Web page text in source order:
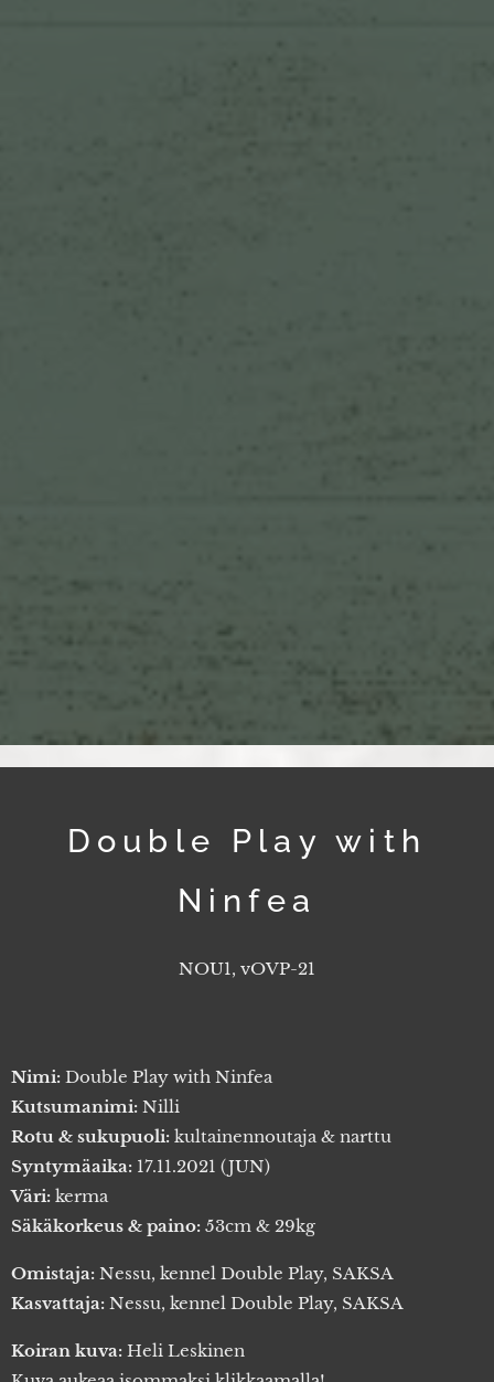
Double Play with
Ninfea
NOU1, vOVP-21
Nimi: Double Play with Ninfea
Kutsumanimi: Nilli
Rotu & sukupuoli: kultainennoutaja & narttu
Syntymäaika: 17.11.2021 (JUN)
Väri: kerma
Säkäkorkeus & paino: 53cm & 29kg
Omistaja: Nessu, kennel Double Play, SAKSA
Kasvattaja: Nessu, kennel Double Play, SAKSA
Koiran kuva: Heli Leskinen